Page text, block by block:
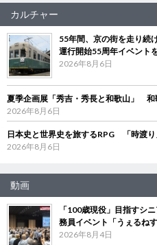
カルチャー
55年間、京の街を走り続
運行開始55周年イベント
2026年8月6日
夏季企画展「秀吉・秀長と和歌山」 和
2026年8月6日
日本史と世界史を旅するRPG 「時渡
2026年8月6日
動画
「100歳現役」目指すシ
務員イベント「うぇるねす
2026年8月4日